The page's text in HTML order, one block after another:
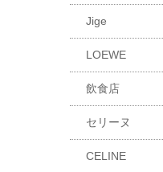
Jige
LOEWE
飲食店
セリーヌ
CELINE